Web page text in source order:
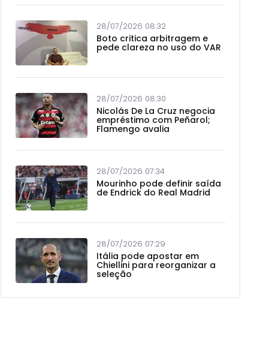
28/07/2026 08:32
Boto critica arbitragem e
pede clareza no uso do VAR
28/07/2026 08:30
Nicolás De La Cruz negocia
empréstimo com Peñarol;
Flamengo avalia
28/07/2026 07:34
Mourinho pode definir saída
de Endrick do Real Madrid
28/07/2026 07:29
Itália pode apostar em
Chiellini para reorganizar a
seleção